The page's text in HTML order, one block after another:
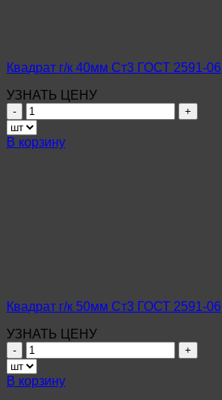
Квадрат г/к 40мм Ст3 ГОСТ 2591-06
УЗНАТЬ ЦЕНУ
Количество
товара
Квадрат
г/
В корзину
Квадрат г/к 50мм Ст3 ГОСТ 2591-06
УЗНАТЬ ЦЕНУ
Количество
товара
Квадрат
г/
В корзину